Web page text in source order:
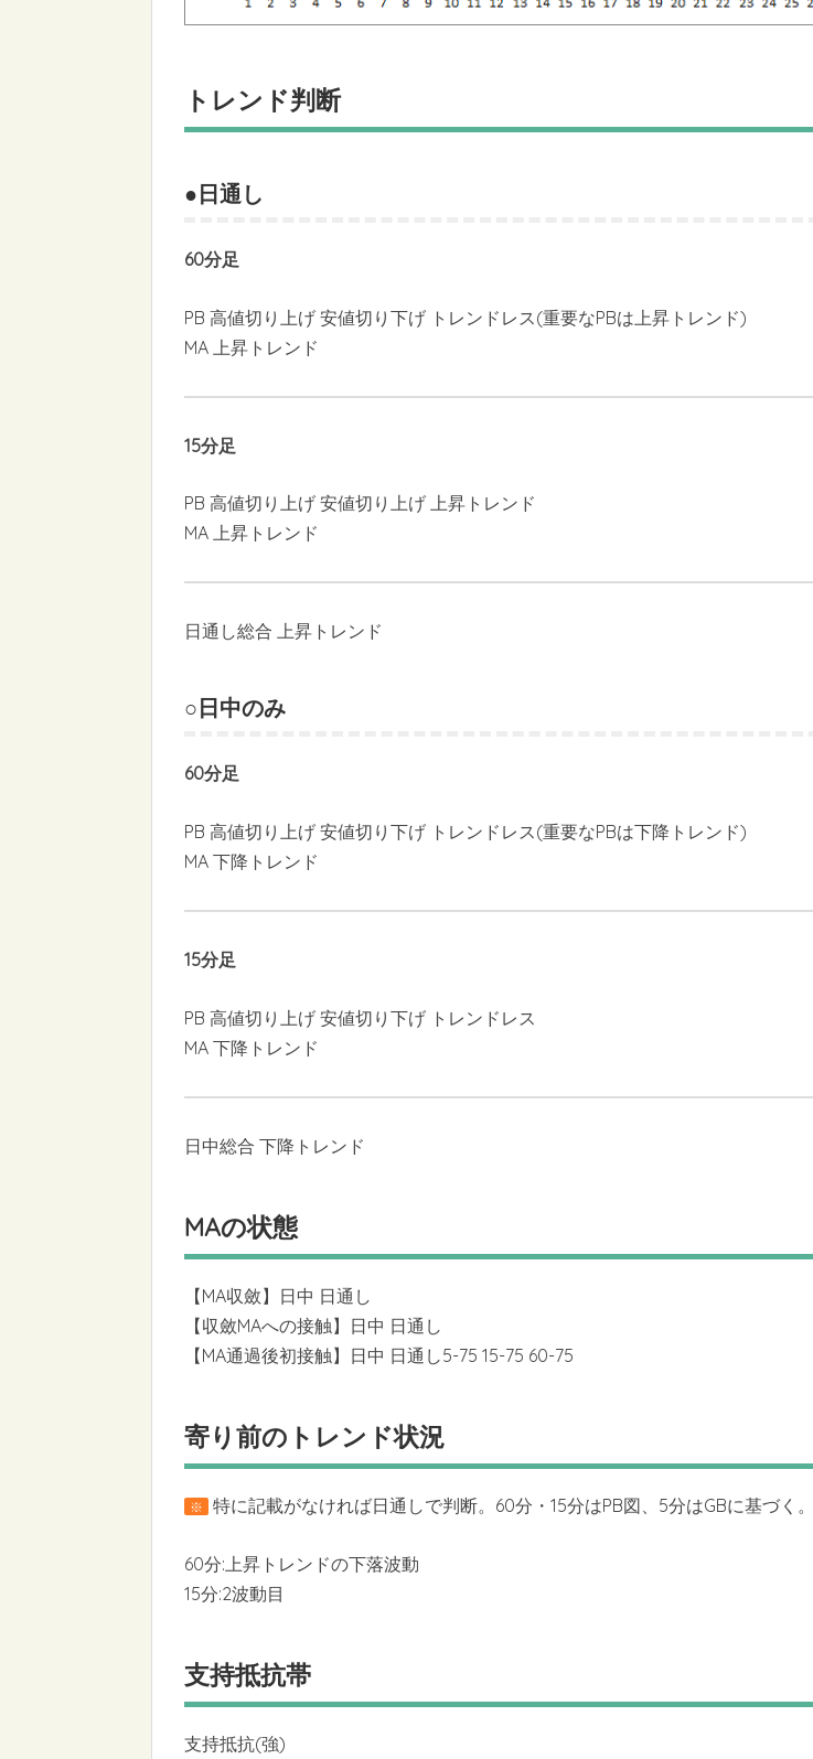
トレンド判断
●日通し
60分足
PB 高値切り上げ 安値切り下げ トレンドレス(重要なPBは上昇トレンド)
MA 上昇トレンド
15分足
PB 高値切り上げ 安値切り上げ 上昇トレンド
MA 上昇トレンド
日通し総合 上昇トレンド
○日中のみ
60分足
PB 高値切り上げ 安値切り下げ トレンドレス(重要なPBは下降トレンド)
MA 下降トレンド
15分足
PB 高値切り上げ 安値切り下げ トレンドレス
MA 下降トレンド
日中総合 下降トレンド
MAの状態
【MA収斂】日中 日通し
【収斂MAへの接触】日中 日通し
【MA通過後初接触】日中 日通し5-75 15-75 60-75
寄り前のトレンド状況
※ 特に記載がなければ日通しで判断。60分・15分はPB図、5分はGBに基づく。
60分:上昇トレンドの下落波動
15分:2波動目
支持抵抗帯
支持抵抗(強)